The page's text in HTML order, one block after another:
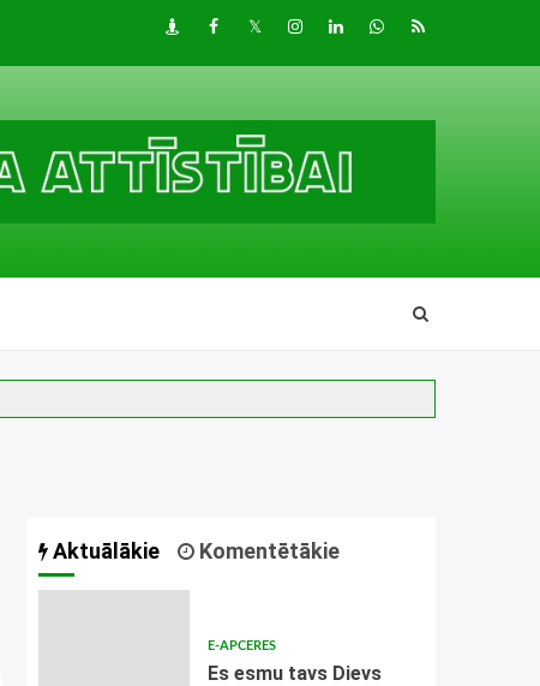
DraugiemFacebook
TwitterInstagram
LinkedInwhatsapp
RSS
Aktuālākie Komentētākie
E-APCERES
Es esmu tavs Dievs